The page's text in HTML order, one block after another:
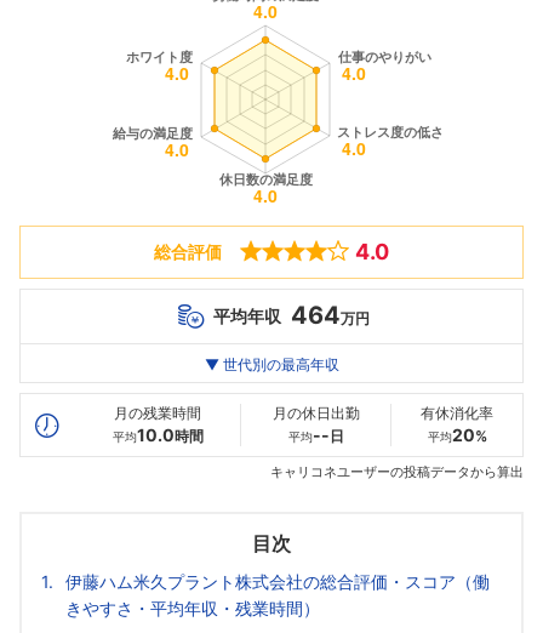
総合評価 4.0
平均年収 464万円
最高年収
20代
464万
30代
--万
--万
▼ 世代別の最高年収
月の残業時間
平均10.0時間
月の休日出勤
平均-- 日
有休消化率
平均20%
キャリコネユーザーの投稿データから算出
目次
伊藤ハム米久プラント株式会社の総合評価・スコア（働
きやすさ・平均年収・残業時間）